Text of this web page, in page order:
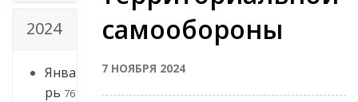
2024
Янва
рь 76
самообороны
7 НОЯБРЯ 2024